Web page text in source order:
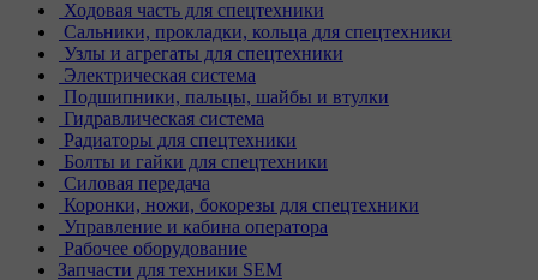
Ходовая часть для спецтехники
Сальники, прокладки, кольца для спецтехники
Узлы и агрегаты для спецтехники
Электрическая система
Подшипники, пальцы, шайбы и втулки
Гидравлическая система
Радиаторы для спецтехники
Болты и гайки для спецтехники
Силовая передача
Коронки, ножи, бокорезы для спецтехники
Управление и кабина оператора
Рабочее оборудование
Запчасти для техники SEM